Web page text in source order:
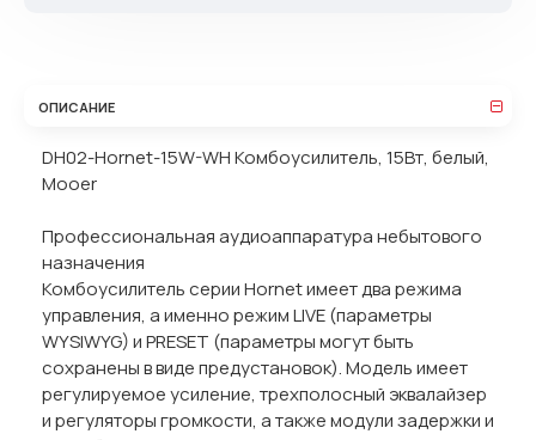
ОПИСАНИЕ
DH02-Hornet-15W-WH Комбоусилитель, 15Вт, белый,
Mooer
Профессиональная аудиоаппаратура небытового
назначения
Комбоусилитель серии Hornet имеет два режима
управления, а именно режим LIVE (параметры
WYSIWYG) и PRESET (параметры могут быть
сохранены в виде предустановок). Модель имеет
регулируемое усиление, трехполосный эквалайзер
и регуляторы громкости, а также модули задержки и